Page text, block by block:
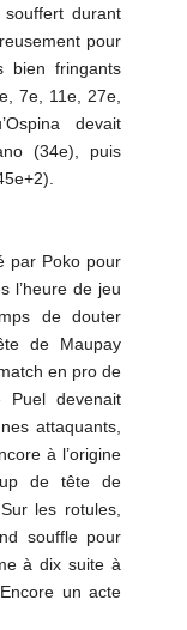
durant
pour
bien fringants
7e, 11e, 27e,
devait
(34e), puis
par Poko pour
l’heure de jeu
de douter
de Maupay
en pro de
devenait
attaquants,
à l’origine
de tête de
les rotules,
souffle pour
à dix suite à
un acte